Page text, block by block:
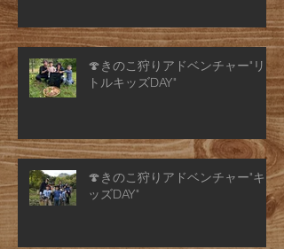
🍄きのこ狩りアドベンチャー"リ
トルキッズDAY"
🍄きのこ狩りアドベンチャー"キ
ッズDAY"